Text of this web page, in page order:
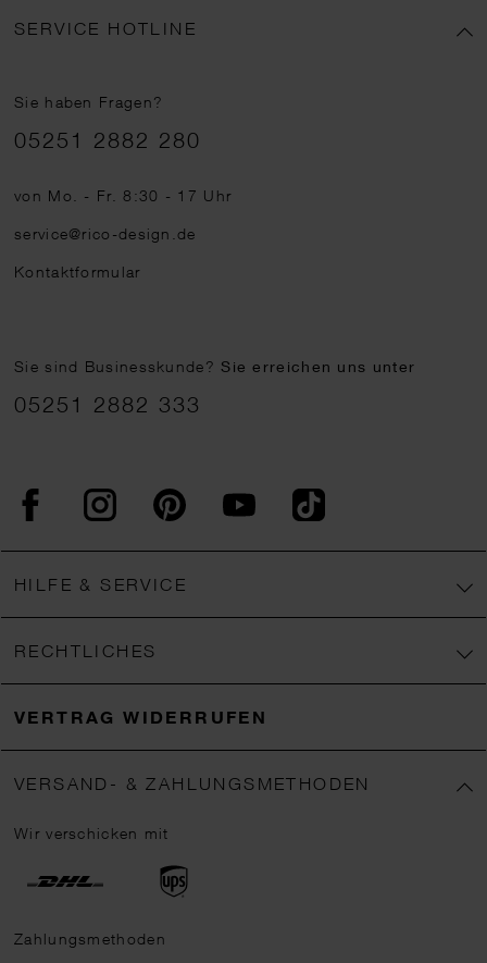
SERVICE HOTLINE
Sie haben Fragen?
Telefonnummer
05251 2882 280
von Mo. - Fr. 8:30 - 17 Uhr
service@rico-design.de
Kontaktformular
Sie sind Businesskunde?Sie erreichen uns unter
05251 2882 333
FacebookInstagram PinterestYouTubeTikTok
HILFE & SERVICE
RECHTLICHES
VERTRAG WIDERRUFEN
VERSAND- & ZAHLUNGSMETHODEN
Wir verschicken mit
Zahlungsmethoden